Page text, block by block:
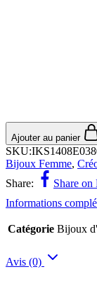
Ajouter au panier
SKU:
Bijoux Femme,
Share:
Share on
Informations
Catégorie Bijoux
Avis (0)